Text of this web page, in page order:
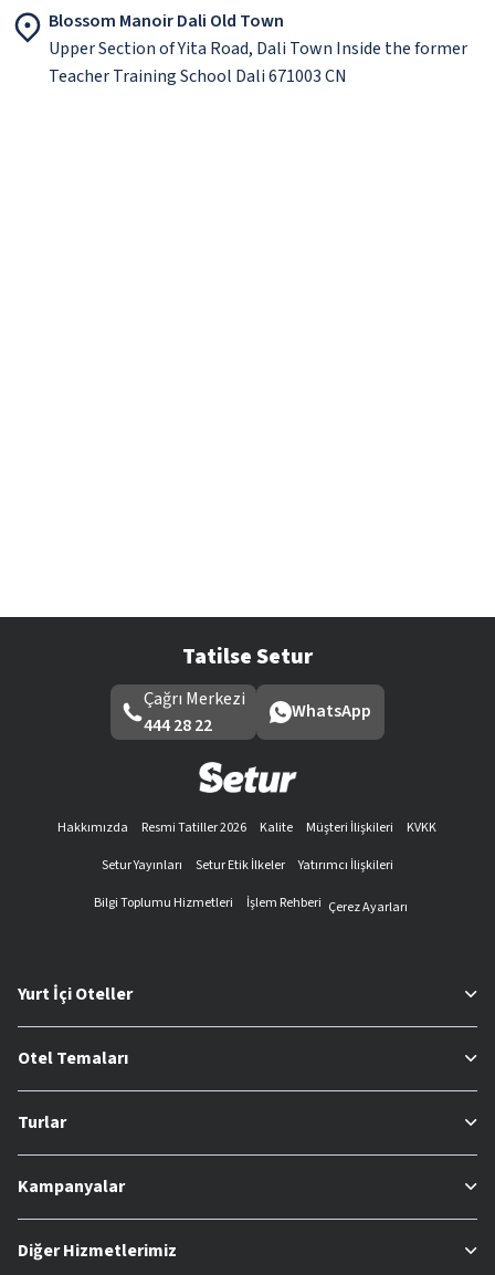
Blossom Manoir Dali Old Town
Upper Section of Yita Road, Dali Town Inside the former
Teacher Training School Dali 671003 CN
Tatilse Setur
Çağrı Merkezi
444 28 22
WhatsApp
Hakkımızda Resmi Tatiller 2026 Kalite Müşteri İlişkileri
KVKK
Setur Yayınları
Setur Etik İlkeler
Yatırımcı İlişkileri
Bilgi Toplumu Hizmetleri
İşlem Rehberi Çerez Ayarları
Yurt İçi Oteller
Otel Temaları
Turlar
Kampanyalar
Diğer Hizmetlerimiz